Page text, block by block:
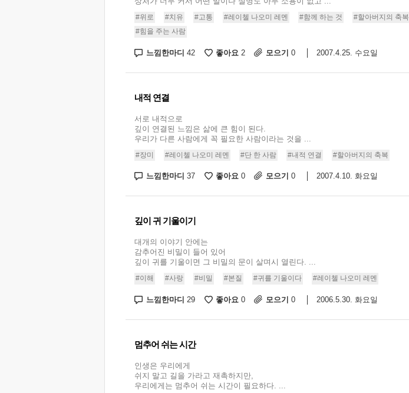
#위로 #치유 #고통 #레이첼 나오미 레멘 #함께 하는 것
#할아버지의 축복
#힘을 주는 사람
느낌한마디 42 좋아요 2 모으기 0 2007.4.25. 수요일
내적 연결
서로 내적으로
깊이 연결된 느낌은 삶에 큰 힘이 된다.
우리가 다른 사람에게 꼭 필요한 사람이라는 것을 ...
#장미 #레이첼 나오미 레멘 #단 한 사람 #내적 연결 #할아버지의 축복
느낌한마디 37 좋아요 0 모으기 0 2007.4.10. 화요일
깊이 귀 기울이기
대개의 이야기 안에는
감추어진 비밀이 들어 있어
깊이 귀를 기울이면 그 비밀의 문이 살며시 열린다. ...
#이해 #사랑 #비밀 #본질 #귀를 기울이다 #레이첼 나오미 레멘
느낌한마디 29 좋아요 0 모으기 0 2006.5.30. 화요일
멈추어 쉬는 시간
인생은 우리에게
쉬지 말고 길을 가라고 재촉하지만,
우리에게는 멈추어 쉬는 시간이 필요하다. ...